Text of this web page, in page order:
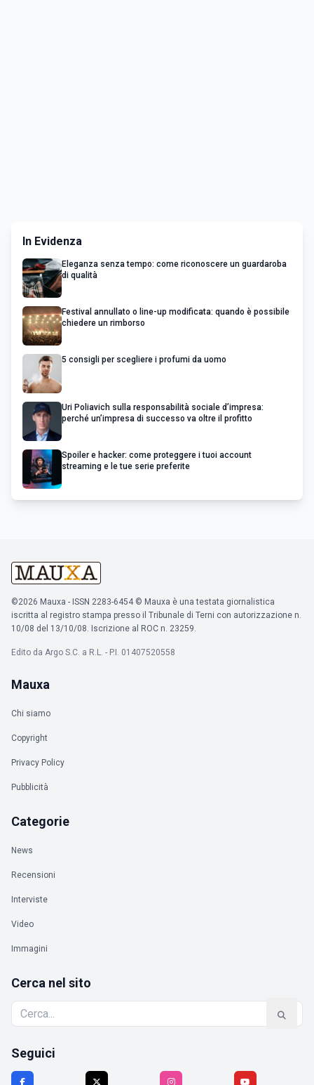
In Evidenza
Eleganza senza tempo: come riconoscere un guardaroba
di qualità
Festival annullato o line-up modificata: quando è possibile
chiedere un rimborso
5 consigli per scegliere i profumi da uomo
Uri Poliavich sulla responsabilità sociale d’impresa:
perché un’impresa di successo va oltre il profitto
Spoiler e hacker: come proteggere i tuoi account
streaming e le tue serie preferite
©2026 Mauxa - ISSN 2283-6454 © Mauxa è una testata giornalistica
iscritta al registro stampa presso il Tribunale di Terni con autorizzazione n.
10/08 del 13/10/08. Iscrizione al ROC n. 23259.
Edito da Argo S.C. a R.L. - P.I. 01407520558
Mauxa
Chi siamo
Copyright
Privacy Policy
Pubblicità
Categorie
News
Recensioni
Interviste
Video
Immagini
Cerca nel sito
Seguici